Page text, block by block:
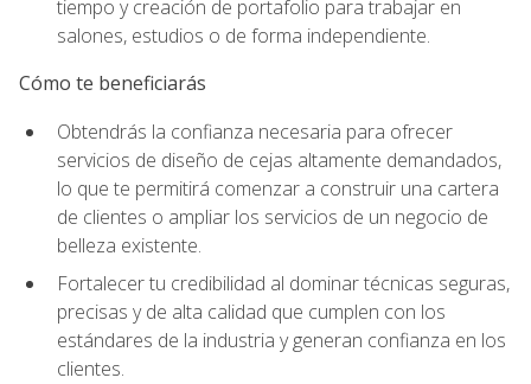
tiempo y creación de portafolio para trabajar en
salones, estudios o de forma independiente.
Cómo te beneficiarás
Obtendrás la confianza necesaria para ofrecer
servicios de diseño de cejas altamente demandados,
lo que te permitirá comenzar a construir una cartera
de clientes o ampliar los servicios de un negocio de
belleza existente.
Fortalecer tu credibilidad al dominar técnicas seguras,
precisas y de alta calidad que cumplen con los
estándares de la industria y generan confianza en los
clientes.